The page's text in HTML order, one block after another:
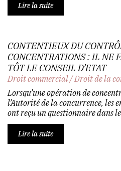
Lire la suite
CONTENTIEUX DU
CONCENTRATIONS : IL NE
TÔT LE CONSEIL D’ETAT
Droit commercial/Droit de la
Lorsqu’une opération de
l’Autorité de la concurrence, les
ont reçu un questionnaire dans
Lire la suite